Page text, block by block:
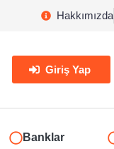
Hakkımızda
Giriş Yap
Banklar